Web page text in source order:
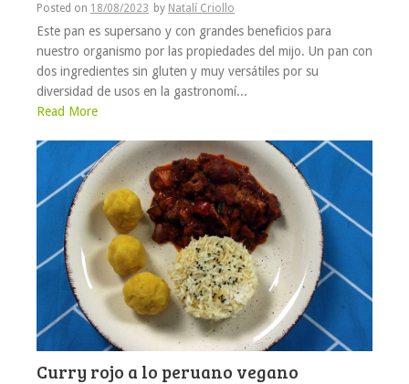
Posted on 18/08/2023 by Natalí Criollo
Este pan es supersano y con grandes beneficios para
nuestro organismo por las propiedades del mijo. Un pan con
dos ingredientes sin gluten y muy versátiles por su
diversidad de usos en la gastronomí...
Read More
Curry rojo a lo peruano vegano